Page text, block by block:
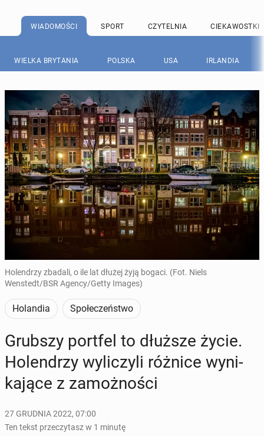
WIADOMOŚCI SPORT CZYTELNIA CIEKAWOSTKI
WIELKA BRYTANIA POLSKA USA IRLANDIA
Holendrzy zbadali, o ile lat dłużej żyją bogaci. (Fot. Niels
Wenstedt/BSR Agency/Getty Images)
Holandia Społeczeństwo
Grubszy portfel to dłuższe życie.
Ho­len­drzy wy­li­czy­li różnice wy­ni­
ka­ją­ce z za­moż­no­ści
27 GRUDNIA 2022, 07:00
Ten tekst przeczytasz w 1 minutę